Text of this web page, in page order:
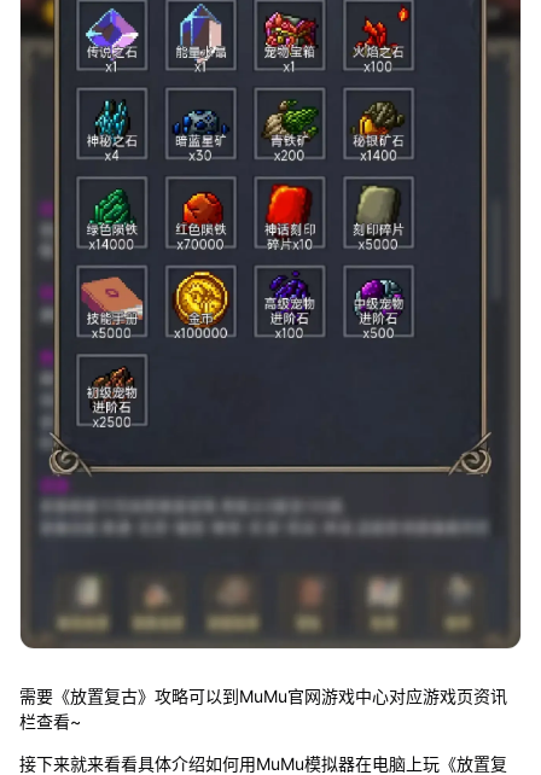
需要《放置复古》攻略可以到MuMu官网游戏中心对应游戏页资讯
栏查看~
接下来就来看看具体介绍如何用MuMu模拟器在电脑上玩《放置复